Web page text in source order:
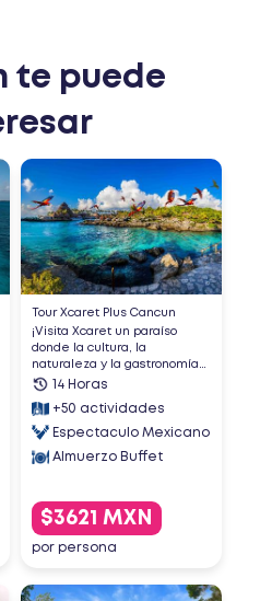
te puede
Tour Xcaret Plus Cancun
¡Visita Xcaret un paraíso
donde la cultura, la
naturaleza y la gastronomía
...
14 Horas
+50 actividades
Espectaculo Mexicano
Almuerzo Buffet
$3621 MXN
por persona